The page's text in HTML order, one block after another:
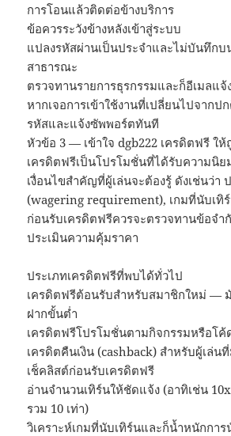
การโอนแล้วติดต่อข้างบริการ
ข้อควรระวังข้างหลังเข้าสู่ระบบ
แปลงรหัสผ่านเป็นประจำและไม่บันทึกบ
สาธารณะ
ตรวจทานรายการธุรกรรมและก็อีเมลแจ้
หากเจอการเข้าใช้งานที่เปลี่ยนไปจากป
รหัสและแจ้งซัพพอร์ตทันที
หัวข้อ 3 — เข้าใจ dgb222 เครดิตฟรี ให้
เครดิตฟรีเป็นโปรโมชั่นที่ได้รับความนิ
เงื่อนไขสำคัญที่ผู้เล่นจะต้องรู้ ดังเช่นว่า
(wagering requirement), เกมที่นับเทิ
ก่อนรับเครดิตฟรีควรจะตรวจทานข้อจำ
ประเมินความคุ้มราคา
ประเภทเครดิตฟรีที่พบได้ทั่วไป
เครดิตฟรีต้อนรับสำหรับสมาชิกใหม่ —
ฝากขั้นต่ำ
เครดิตฟรีโปรโมชั่นตามกิจกรรมหรือโค้
เครดิตคืนเงิน (cashback) สำหรับผู้เล่น
เช็คลิสต์ก่อนรับเครดิตฟรี
อ่านจำนวนเทิร์นให้ชัดแจ้ง (อาทิเช่น
รวม 10 เท่า)
วิเคราะห์เกมที่นับเทิร์นและก็น้ำหนักกา